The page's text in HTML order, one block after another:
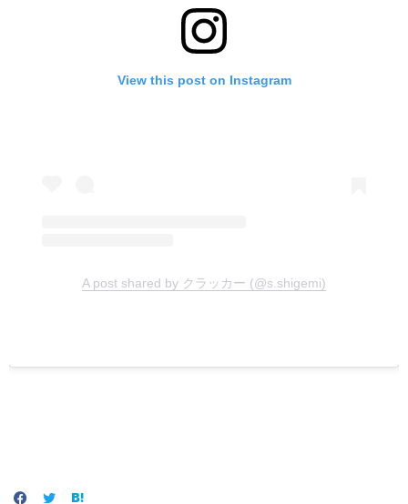
View this post on Instagram
A post shared by クラッカー (@s.shigemi)